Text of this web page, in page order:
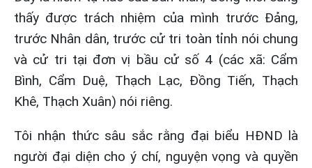
thấy được trách nhiệm của mình trước Đảng,
trước Nhân dân, trước cử tri toàn tỉnh nói chung
và cử tri tại đơn vị bầu cử số 4 (các xã: Cẩm
Bình, Cẩm Duệ, Thạch Lạc, Đồng Tiến, Thạch
Khê, Thạch Xuân) nói riêng.
Tôi nhận thức sâu sắc rằng đại biểu HĐND là
người đại diện cho ý chí, nguyện vọng và quyền